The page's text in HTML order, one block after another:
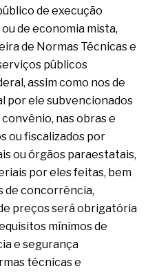
de execução
de economia mista,
de Normas Técnicas e
públicos
assim como nos de
por ele subvencionados
nas obras e
ou fiscalizados por
ou órgãos paraestatais,
por eles feitas, bem
de concorrência,
preços será obrigatória
mínimos de
e segurança
técnicas e